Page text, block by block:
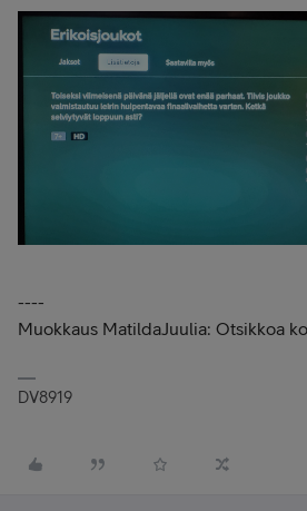
----
Muokkaus MatildaJuulia: Otsikkoa
DV8919